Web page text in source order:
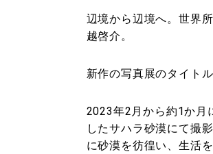
辺境から辺境へ。世界
越啓介。
新作の写真展のタイトル
2023年2月から約1か月
したサハラ砂漠にて撮
に砂漠を彷徨い、生活